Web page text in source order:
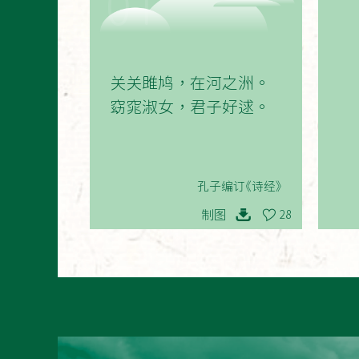
关关雎鸠，在河之洲。
窈窕淑女，君子好逑。
孔子编订《诗经》
制图 28